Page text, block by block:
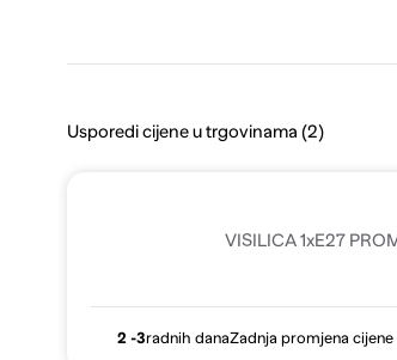
Usporedi cijene u trgovinama (2)
VISILICA 1xE27
2 -3radnih danaZadnja promjena cijene